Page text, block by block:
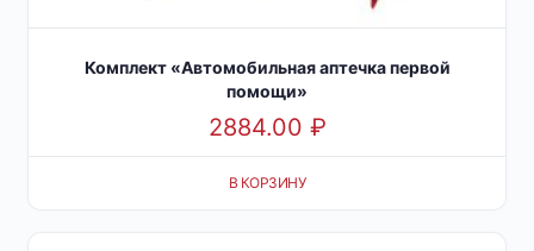
Комплект «Автомобильная аптечка первой
помощи»
2884.00 ₽
В КОРЗИНУ